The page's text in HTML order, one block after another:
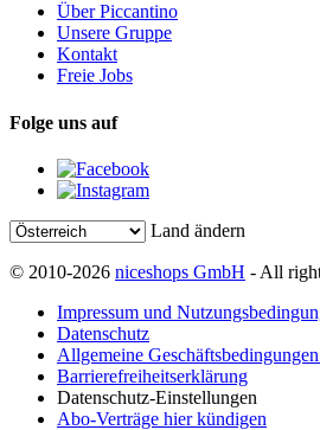
Über Piccantino
Unsere Gruppe
Kontakt
Freie Jobs
Folge uns auf
Land ändern
© 2010-2026 niceshops GmbH - All
Impressum und
Datenschutz
Allgemeine
Barrierefreiheitserklärung
Datenschutz-Einstellungen
Abo-Verträge hier kündigen